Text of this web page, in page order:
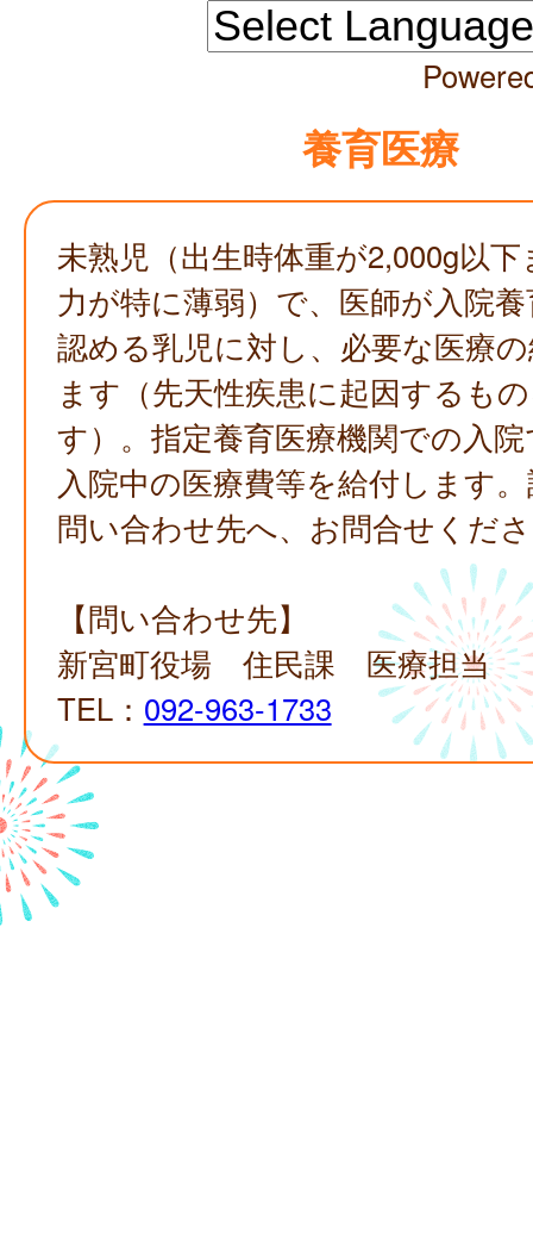
養育医療
未熟児（出生時体重が2,000g以
力が特に薄弱）で、医師が入院
認める乳児に対し、必要な医療
ます（先天性疾患に起因するも
す）。指定養育医療機関での入
入院中の医療費等を給付します
問い合わせ先へ、お問合せくだ
【問い合わせ先】
新宮町役場 住民課 医療担当
TEL： 092-963-1733